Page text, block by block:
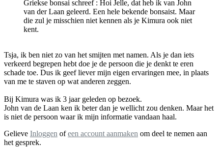
Griekse bonsai schreef : Hoi Jelle, dat heb ik van John
van der Laan geleerd. Een hele bekende bonsaist. Maar
die zul je misschien niet kennen als je Kimura ook niet
kent.
Tsja, ik ben niet zo van het smijten met namen. Als je dan iets
verkeerd begrepen hebt doe je de persoon die je denkt te eren
schade toe. Dus ik geef liever mijn eigen ervaringen mee, in plaats
van me te staven op wat anderen zeggen.
Bij Kimura was ik 3 jaar geleden op bezoek.
John van de Laan ken ik beter dan je wellicht zou denken. Maar het
is niet de persoon waar ik mijn informatie vandaan haal.
Gelieve Inloggen ofeen account aanmaken om deel te nemen aan
het gesprek.